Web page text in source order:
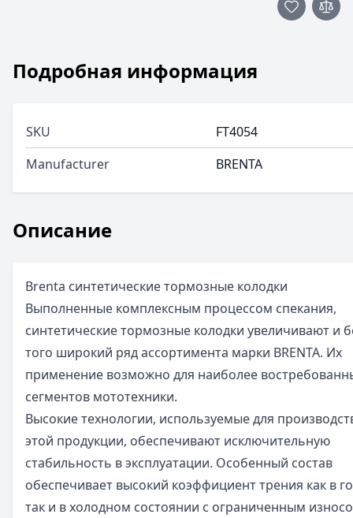
Описание
Brenta синтетические тормозные колодки
Выполненные комплексным процессом спекания,
синтетические тормозные колодки увеличивают и
того широкий ряд ассортимента марки BRENTA. Их
применение возможно для наиболее
сегментов мототехники.
Высокие технологии, используемые для
этой продукции, обеспечивают исключительную
стабильность в эксплуатации. Особенный состав
обеспечивает высокий коэффициент трения как в
так и в холодном состоянии с ограниченным
Подробная информация
SKU
FT4054
Manufacturer
BRENTA